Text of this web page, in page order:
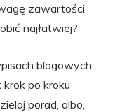
zawartości
najłatwiej?
blogowych
po kroku
porad, albo,